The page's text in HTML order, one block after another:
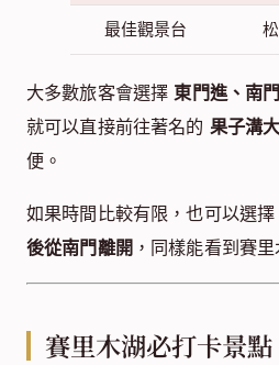
最佳觀景台
大多數旅客會選擇 東門進、南
就可以直接前往著名的 果子溝
便。
如果時間比較有限，也可以選擇
後從南門離開，同樣能看到賽
賽里木湖必打卡景點